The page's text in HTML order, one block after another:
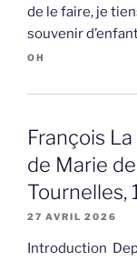
de le faire, je
souvenir
OH
François
de Marie
Tournelles,
27 AVRIL 2026
Introduction